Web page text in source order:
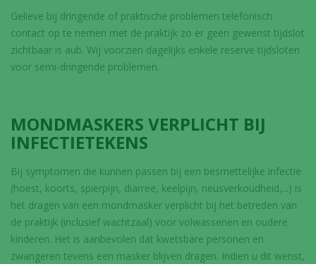
Gelieve bij dringende of praktische problemen telefonisch
contact op te nemen met de praktijk zo er geen gewenst tijdslot
zichtbaar is aub. Wij voorzien dagelijks enkele reserve tijdsloten
voor semi-dringende problemen.
MONDMASKERS VERPLICHT BIJ
INFECTIETEKENS
Bij symptomen die kunnen passen bij een besmettelijke infectie
(hoest, koorts, spierpijn, diarree, keelpijn, neusverkoudheid,...) is
het dragen van een mondmasker verplicht bij het betreden van
de praktijk (inclusief wachtzaal) voor volwassenen en oudere
kinderen. Het is aanbevolen dat kwetsbare personen en
zwangeren tevens een masker blijven dragen. Indien u dit wenst,